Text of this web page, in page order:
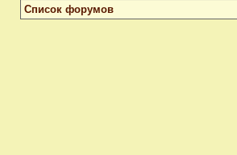
Список форумов